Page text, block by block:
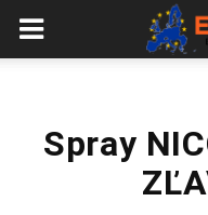
European
Spray